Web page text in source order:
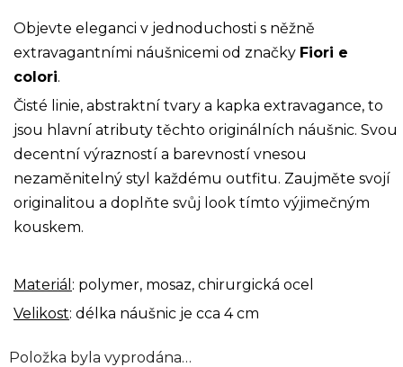
Objevte eleganci v jednoduchosti s něžně
extravagantními náušnicemi od značky Fiori e
colori.
Čisté linie, abstraktní tvary a kapka extravagance, to
jsou hlavní atributy těchto originálních náušnic. Svou
decentní výrazností a barevností vnesou
nezaměnitelný styl každému outfitu. Zaujměte svojí
originalitou a doplňte svůj look tímto výjimečným
kouskem.
Materiál : polymer, mosaz, chirurgická ocel
Velikost: délka náušnic je cca 4 cm
Položka byla vyprodána…